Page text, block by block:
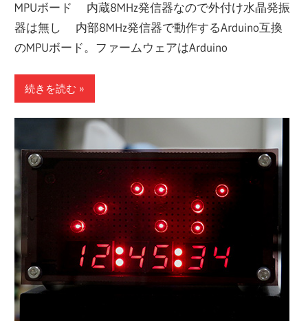
MPUボード 内蔵8MHz発信器なので外付け水晶発振
器は無し 内部8MHz発信器で動作するArduino互換
のMPUボード。ファームウェアはArduino
続きを読む